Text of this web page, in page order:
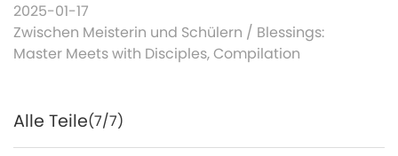
2025-01-17
Zwischen Meisterin und Schülern / Blessings:
Master Meets with Disciples, Compilation
Alle Teile(7/7)